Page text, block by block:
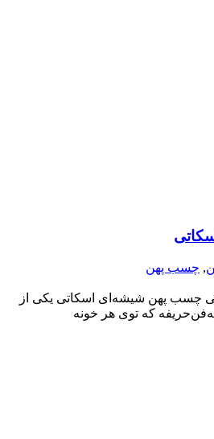
, چسب پهن
چسب پهن شیشه‌ای اسکاتی یکی از
که توی هر خونه